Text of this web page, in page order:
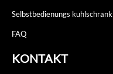
Selbstbedienungs kuhlschrank
FAQ
KONTAKT